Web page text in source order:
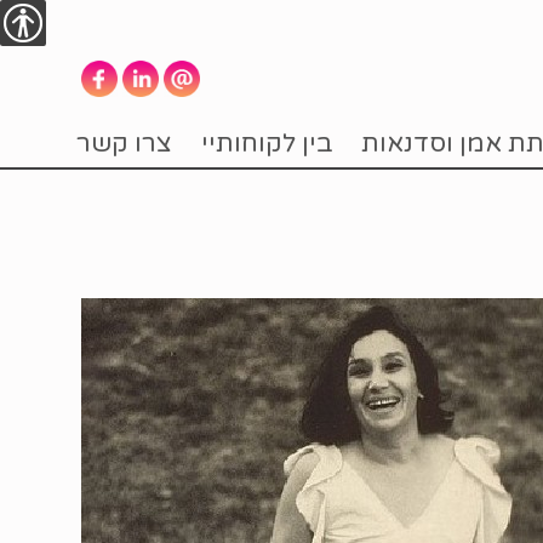
אמן וסדנאות בין לקוחותיי צרו קשר